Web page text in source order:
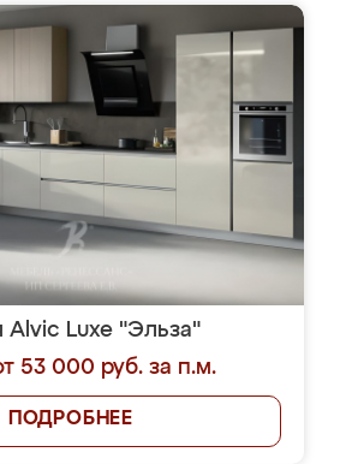
Alvic Luxe "Эльза"
53 000 руб. за п.м.
ПОДРОБНЕЕ